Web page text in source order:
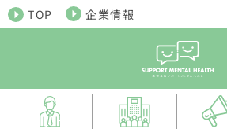
TOP 企業情報